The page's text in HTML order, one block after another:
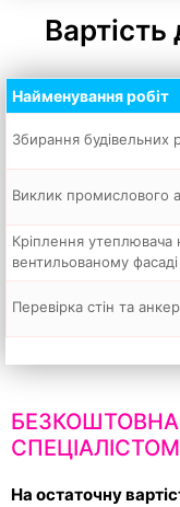
Найменування робіт
Збирання будівельних
Виклик промислового
Кріплення утеплювача
вентильованому фасаді
Перевірка стін та
СПЕЦІАЛІСТОМ
На остаточну